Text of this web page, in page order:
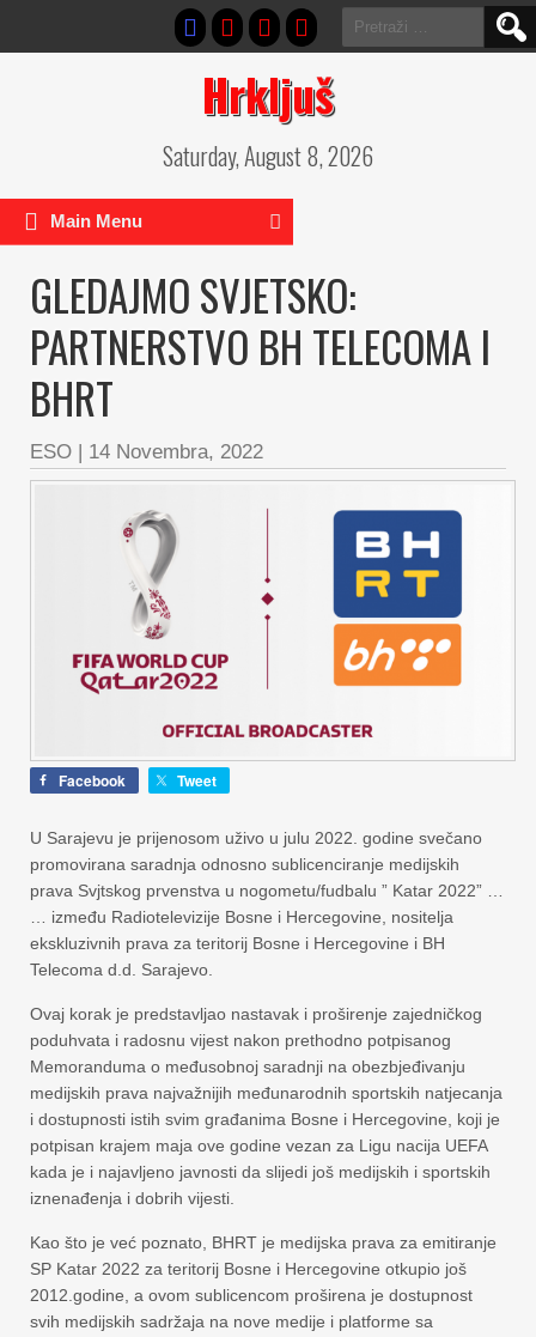
Pretraga:
Hrkljuš
Saturday, August 8, 2026
Main Menu
GLEDAJMO SVJETSKO:
PARTNERSTVO BH TELECOMA I
BHRT
ESO | 14 Novembra, 2022
Facebook Tweet
U Sarajevu je prijenosom uživo u julu 2022. godine svečano
promovirana saradnja odnosno sublicenciranje medijskih
prava Svjtskog prvenstva u nogometu/fudbalu ” Katar 2022” …
… između Radiotelevizije Bosne i Hercegovine, nositelja
ekskluzivnih prava za teritorij Bosne i Hercegovine i BH
Telecoma d.d. Sarajevo.
Ovaj korak je predstavljao nastavak i proširenje zajedničkog
poduhvata i radosnu vijest nakon prethodno potpisanog
Memoranduma o međusobnoj saradnji na obezbjeđivanju
medijskih prava najvažnijih međunarodnih sportskih natjecanja
i dostupnosti istih svim građanima Bosne i Hercegovine, koji je
potpisan krajem maja ove godine vezan za Ligu nacija UEFA
kada je i najavljeno javnosti da slijedi još medijskih i sportskih
iznenađenja i dobrih vijesti.
Kao što je već poznato, BHRT je medijska prava za emitiranje
SP Katar 2022 za teritorij Bosne i Hercegovine otkupio još
2012.godine, a ovom sublicencom proširena je dostupnost
svih medijskih sadržaja na nove medije i platforme sa